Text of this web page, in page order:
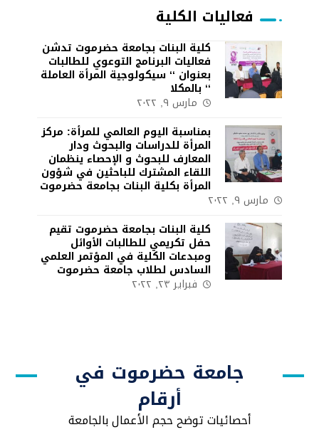
فعاليات الكلية
كلية البنات بجامعة حضرموت تدشن
فعاليات البرنامج التوعوي للطالبات
بعنوان ‘‘ سيكولوجية المرأة العاملة
‘‘ بالمكلا
مارس ٩, ٢٠٢٢
بمناسبة اليوم العالمي للمرأة: مركز
المرأة للدراسات والبحوث ودار
المعارف للبحوث و الإحصاء ينظمان
اللقاء المشترك للباحثين في شؤون
المرأة بكلية البنات بجامعة حضرموت
مارس ٩, ٢٠٢٢
كلية البنات بجامعة حضرموت تقيم
حفل تكريمي للطالبات الأوائل
ومبدعات الكلية في المؤتمر العلمي
السادس لطلاب جامعة حضرموت
فبراير ٢٣, ٢٠٢٢
جامعة حضرموت في
أرقام
أحصائيات توضح حجم الأعمال بالجامعة